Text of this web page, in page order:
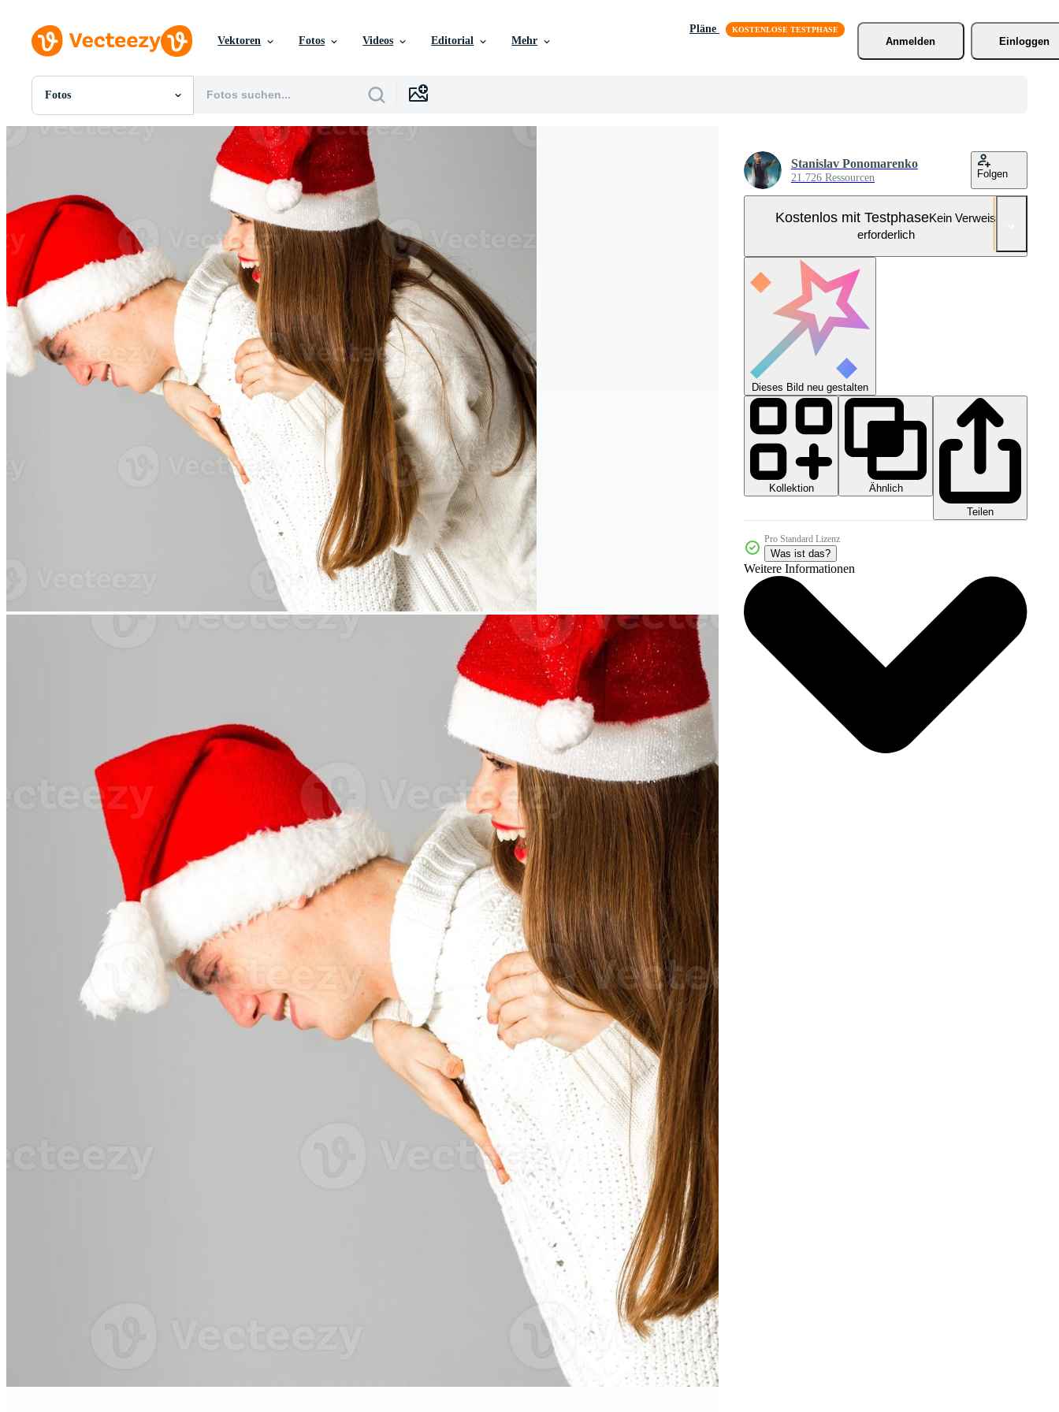
Vektoren Fotos Videos Editorial Mehr
Pläne
Anmelden
Einloggen
Fotos
Alle Bilder
Vorlagen
Vektoren
Motion Graphics
Redaktionelle Bilder
Redaktionelle Ereignisse
Stanislav Ponomarenko
21.726 Ressourcen Folgen
Kostenlos mit TestphaseKein Verweis
erforderlich
Dieses Bild neu gestalten
Kollektion
Ähnlich
Teilen
Pro Standard Lizenz
Was ist das?
Weitere Informationen